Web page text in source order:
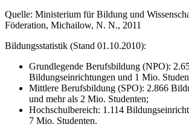
Quelle: Ministerium für Bildung und
Föderation, Michailow, N. N., 2011
Bildungsstatistik (Stand 01.10.2010):
Grundlegende Berufsbildung (NPO):
Bildungseinrichtungen und 1 Mio.
Mittlere Berufsbildung (SPO): 2.866
und mehr als 2 Mio. Studenten;
Hochschulbereich: 1.114
7 Mio. Studenten.